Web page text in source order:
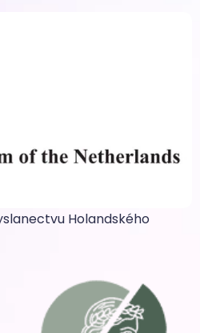
Holandského